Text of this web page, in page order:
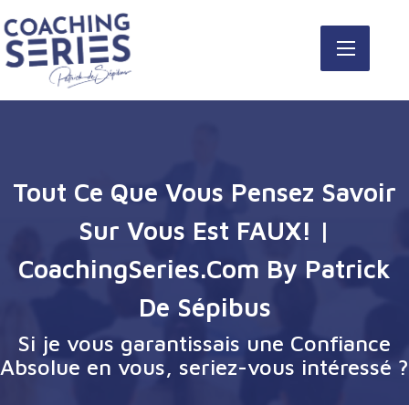
Tout Ce Que Vous Pensez Savoir
Sur Vous Est FAUX! |
CoachingSeries.com By Patrick
De Sépibus
Si je vous garantissais une Confiance
Absolue en vous, seriez-vous intéressé ?